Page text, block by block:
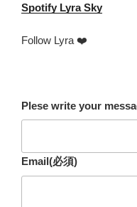
Spotify Lyra Sky
Follow Lyra ❤️
Plese write your
Email(必須)